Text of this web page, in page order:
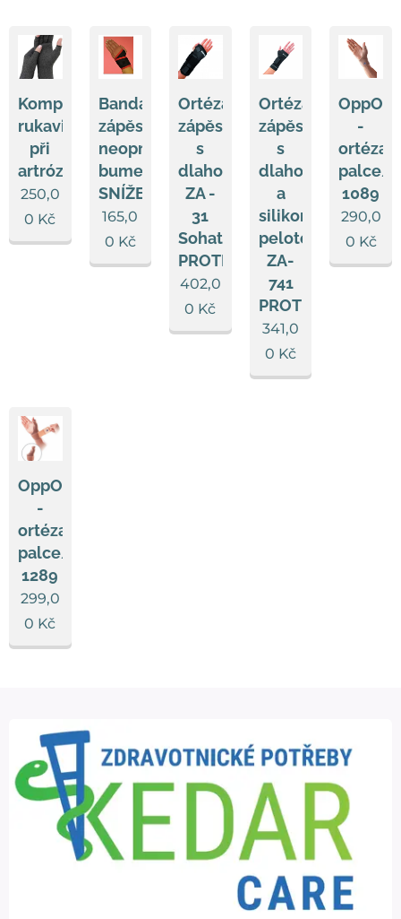
Kompresní
rukavice
při
artróze
250,0
0 Kč
Bandáž
zápěstní
neoprenová
bumerang
SNÍŽEK
165,0
0 Kč
Ortéza
zápěstí
s
dlahou
ZA -
31
Sohatex
PROTETIKA
402,0
0 Kč
Ortéza
zápěstí
s
dlahou
a
silikonovou
pelotou
ZA-
741
PROTETIKA
341,0
0 Kč
OppO
-
ortéza
palce/
1089
290,0
0 Kč
OppO
-
ortéza
palce/zápěstí
1289
299,0
0 Kč